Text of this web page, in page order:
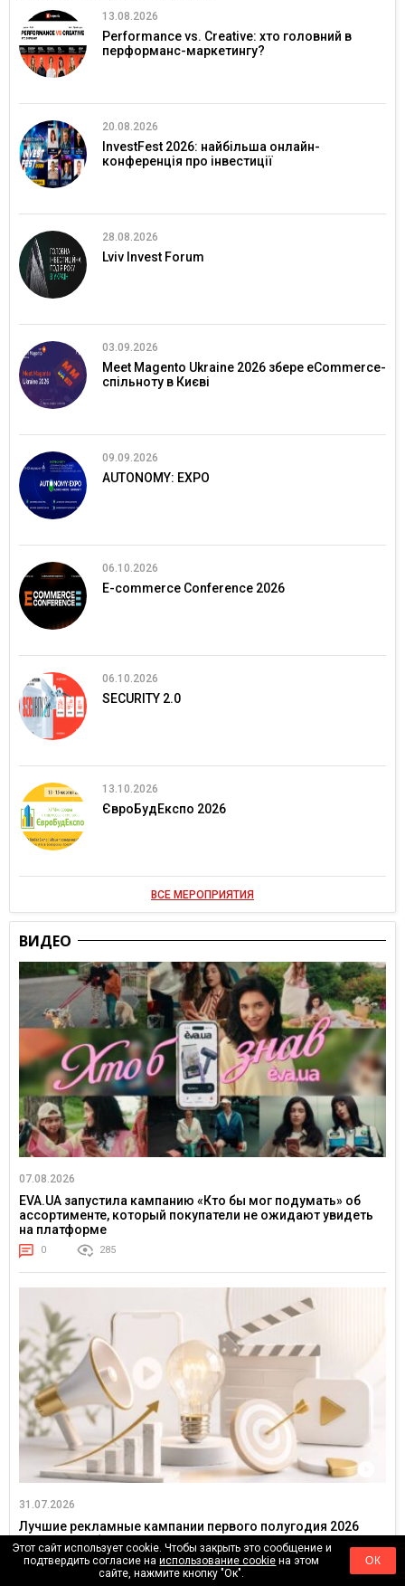
13.08.2026
Performance vs. Creative: хто головний в
перформанс-маркетингу?
20.08.2026
InvestFest 2026: найбільша онлайн-
конференція про інвестиції
28.08.2026
Lviv Invest Forum
03.09.2026
Meet Magento Ukraine 2026 збере eCommerce-
спільноту в Києві
09.09.2026
AUTONOMY: EXPO
06.10.2026
E-commerce Conference 2026
06.10.2026
SECURITY 2.0
13.10.2026
ЄвроБудЕкспо 2026
ВСЕ МЕРОПРИЯТИЯ
ВИДЕО
07.08.2026
EVA.UA запустила кампанию «Кто бы мог подумать» об
ассортименте, который покупатели не ожидают увидеть
на платформе
0 285
31.07.2026
Лучшие рекламные кампании первого полугодия 2026
года: какие бренды задавали тон в отрасли
0 763
Этот сайт использует cookie. Чтобы закрыть это сообщение и
подтвердить согласие наиспользование cookie на этом
сайте, нажмите кнопку "Ок".
ОК